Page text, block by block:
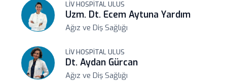
LIV HOSPITAL ULUS
Uzm. Dt. Ecem Aytuna Yardım
Ağız ve Diş Sağlığı
LIV HOSPITAL ULUS
Dt. Aydan Gürcan
Ağız ve Diş Sağlığı